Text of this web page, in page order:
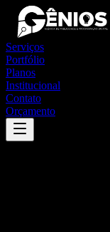
Serviços
Portfólio
Planos
Institucional
Contato
Orçamento